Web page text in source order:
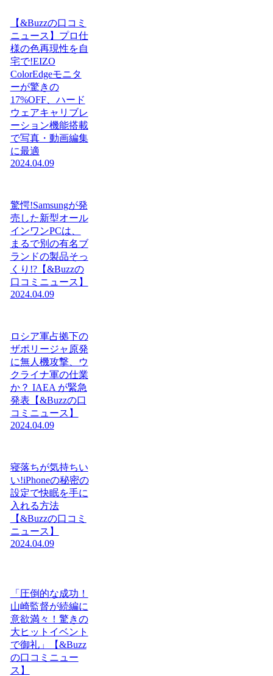
【&Buzzの口コミ
ニュース】プロ仕
様の色再現性を自
宅で!EIZO
ColorEdgeモニタ
ーが驚きの
17%OFF、ハード
ウェアキャリブレ
ーション機能搭載
で写真・動画編集
に最適
2024.04.09
驚愕!Samsungが発
売した新型オール
インワンPCは、
まるで別の有名ブ
ランドの製品そっ
くり!?【&Buzzの
口コミニュース】
2024.04.09
ロシア軍占拠下の
ザポリージャ原発
に無人機攻撃、ウ
クライナ軍の仕業
か？ IAEA が緊急
発表【&Buzzの口
コミニュース】
2024.04.09
寝落ちが気持ちい
い!iPhoneの秘密の
設定で快眠を手に
入れる方法
【&Buzzの口コミ
ニュース】
2024.04.09
「圧倒的な成功！
山崎監督が続編に
意欲満々！驚きの
大ヒットイベント
で御礼」【&Buzz
の口コミニュー
ス】